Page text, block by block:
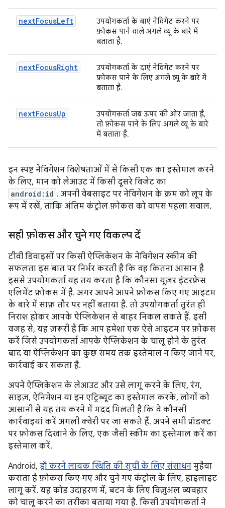
nextFocusLeft
उपयोगकर्ता के बाएं नेविगेट करने पर
फ़ोकस पाने वाले अगले व्यू के बारे में
बताता है.
nextFocusRight
उपयोगकर्ता के दाएं नेविगेट करने पर
फ़ोकस पाने के लिए अगले व्यू के बारे में
बताता है.
nextFocusUp
उपयोगकर्ता जब ऊपर की ओर जाता है,
तो फ़ोकस पाने के लिए अगले व्यू के बारे
में बताता है.
इन स्पष्ट नेविगेशन विशेषताओं में से किसी एक का इस्तेमाल करने
के लिए, मान को लेआउट में किसी दूसरे विजेट का
android:id . अपनी वेबसाइट पर नेविगेशन के क्रम को लूप के
रूप में रखें, ताकि अंतिम कंट्रोल फ़ोकस को वापस पहला सवाल.
सही फ़ोकस और चुने गए विकल्प दें
टीवी डिवाइसों पर किसी ऐप्लिकेशन के नेविगेशन स्कीम की
सफलता इस बात पर निर्भर करती है कि वह कितना आसान है
इससे उपयोगकर्ता यह तय करता है कि कौनसा यूज़र इंटरफ़ेस
एलिमेंट फ़ोकस में है. अगर आपने आपने फ़ोकस किए गए आइटम
के बारे में साफ़ तौर पर नहीं बताया है. तो उपयोगकर्ता तुरंत ही
निराश होकर आपके ऐप्लिकेशन से बाहर निकल सकते हैं. इसी
वजह से, यह ज़रूरी है कि आप हमेशा एक ऐसे आइटम पर फ़ोकस
करें जिसे उपयोगकर्ता आपके ऐप्लिकेशन के चालू होने के तुरंत
बाद या ऐप्लिकेशन का कुछ समय तक इस्तेमाल न किए जाने पर,
कार्रवाई कर सकता है.
अपने ऐप्लिकेशन के लेआउट और उसे लागू करने के लिए, रंग,
साइज़, ऐनिमेशन या इन एट्रिब्यूट का इस्तेमाल करके, लोगों को
आसानी से यह तय करने में मदद मिलती है कि वे कौनसी
कार्रवाइयां करें अगली क्वेरी पर जा सकते हैं. अपने सभी प्रॉडक्ट
पर फ़ोकस दिखाने के लिए, एक जैसी स्कीम का इस्तेमाल करें का
इस्तेमाल करें.
Android, ड्रॉ करने लायक स्थिति की सूची के लिए संसाधन मुहैया
कराता है फ़ोकस किए गए और चुने गए कंट्रोल के लिए, हाइलाइट
लागू करें. यह कोड उदाहरण में, बटन के लिए विज़ुअल व्यवहार
को चालू करने का तरीका बताया गया है. किसी उपयोगकर्ता ने